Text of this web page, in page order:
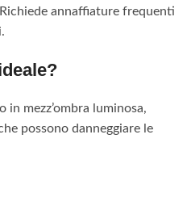
annaffiature frequenti
in mezz’ombra luminosa,
possono danneggiare le